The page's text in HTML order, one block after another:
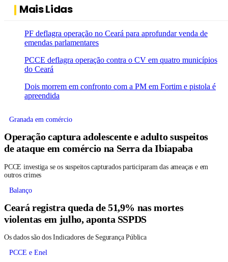
PF deflagra operação no Ceará para aprofundar venda de
emendas parlamentares
PCCE deflagra operação contra o CV em quatro municípios
do Ceará
Dois morrem em confronto com a PM em Fortim e pistola é
Granada em comércio
Operação captura adolescente e adulto suspeitos
de ataque em comércio na Serra da Ibiapaba
outros crimes
Balanço
Ceará registra queda de 51,9% nas mortes
violentas em julho, aponta SSPDS
Os dados são dos Indicadores de Segurança Pública